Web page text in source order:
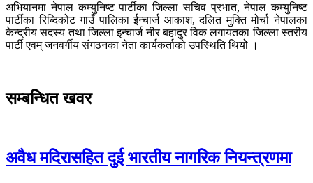
अभियानमा नेपाल कम्युनिष्ट पार्टीका जिल्ला सचिव प्रभात, नेपाल कम्युनिष्ट
पार्टीका रिब्दिकोट गाउँ पालिका ईन्चार्ज आकाश, दलित मुक्ति मोर्चा नेपालका
केन्द्रीय सदस्य तथा जिल्ला इन्चार्ज नीर बहादुर विक लगायतका जिल्ला स्तरीय
पार्टी एवम् जनवर्गीय संगठनका नेता कार्यकर्ताको उपस्थिति थियोे ।
सम्बन्धित खवर
अवैध मदिरासहित दुई भारतीय नागरिक नियन्त्रणमा